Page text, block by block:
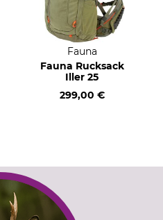
Fauna
Fauna Rucksack
Iller 25
299,00 €
SERVICE